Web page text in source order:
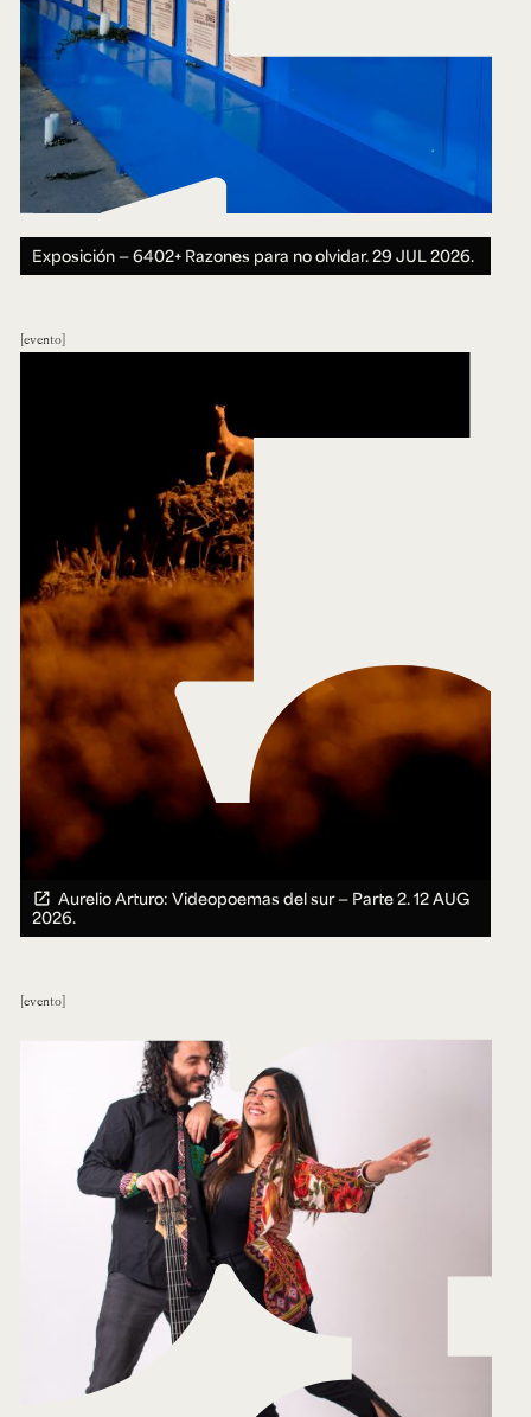
Exposición — 6402+ Razones para no olvidar.29 JUL 2026.
evento
Aurelio Arturo: Videopoemas del sur — Parte 2.12 AUG
2026.
evento